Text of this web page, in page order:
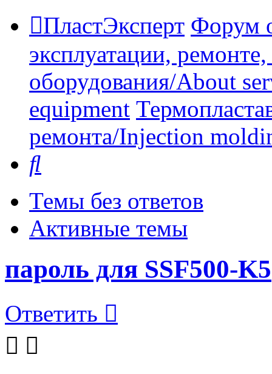
ПластЭксперт Форум
эксплуатации,
оборудования/About
equipment
ремонта/Injection
Темы без ответов
Активные темы
пароль для SSF500-K5
Ответить